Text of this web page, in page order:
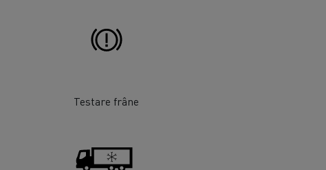
Testare frâne